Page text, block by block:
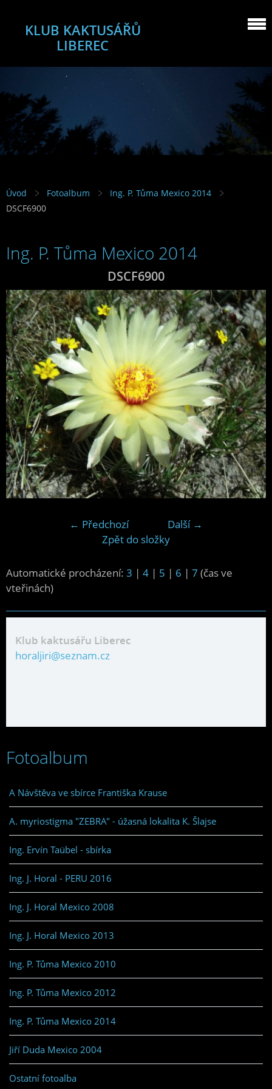
KLUB KAKTUSÁŘŮ
LIBEREC
Úvod Fotoalbum
Ing. P. Tůma Mexico 2014
DSCF6900
Ing. P. Tůma Mexico 2014
DSCF6900
← Předchozí
Další →
Zpět do složky
Automatické procházení: 3 | 4 | 5 | 6 | 7 (čas ve
vteřinách)
Klub kaktusářu Liberec
horaljiri@seznam.cz
Fotoalbum
A Návštěva ve sbírce Františka Krause
A. myriostigma "ZEBRA" - úžasná lokalita K. Šlajse
Ing. Ervín Taübel - sbírka
Ing. J. Horal - PERU 2016
Ing. J. Horal Mexico 2008
Ing. J. Horal Mexico 2013
Ing. P. Tůma Mexico 2010
Ing. P. Tůma Mexico 2012
Ing. P. Tůma Mexico 2014
Jiří Duda Mexico 2004
Ostatní fotoalba